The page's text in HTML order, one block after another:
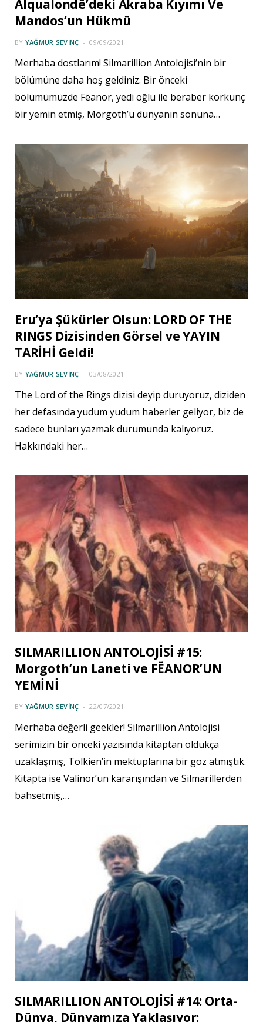
Alqualondë’deki Akraba Kıyımı Ve
Mandos’un Hükmü
BY YAĞMUR SEVINÇ 09/09/2021
Merhaba dostlarım! Silmarillion Antolojisi’nin bir
bölümüne daha hoş geldiniz. Bir önceki
bölümümüzde Fëanor, yedi oğlu ile beraber korkunç
bir yemin etmiş, Morgoth’u dünyanın sonuna…
Eru’ya Şükürler Olsun: LORD OF THE
RINGS Dizisinden Görsel ve YAYIN
TARİHİ Geldi!
BY YAĞMUR SEVINÇ 03/08/2021
The Lord of the Rings dizisi deyip duruyoruz, diziden
her defasında yudum yudum haberler geliyor, biz de
sadece bunları yazmak durumunda kalıyoruz.
Hakkındaki her…
SILMARILLION ANTOLOJİSİ #15:
Morgoth’un Laneti ve FËANOR’UN
YEMİNİ
BY YAĞMUR SEVINÇ 22/07/2021
Merhaba değerli geekler! Silmarillion Antolojisi
serimizin bir önceki yazısında kitaptan oldukça
uzaklaşmış, Tolkien’in mektuplarına bir göz atmıştık.
Kitapta ise Valinor’un kararışından ve Silmarillerden
bahsetmiş,…
SILMARILLION ANTOLOJİSİ #14: Orta-
Dünya, Dünyamıza Yaklaşıyor: